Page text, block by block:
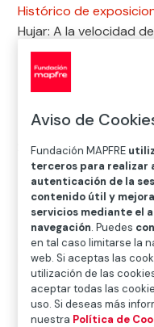
Histórico de
Hujar: A la velocidad
Exposición
27.ENE.2017 ──
Dónde
Casa Garriga Nogués
Diputació, 250. 08007
Aviso de
Fundación MAPFRE
terceros para realizar
autenticación de la
contenido útil y
servicios mediante el
navegación. Puedes
en tal caso limitarse la
web. Si aceptas las
utilización de las
aceptar todas las
uso. Si deseas más
nuestra Política de